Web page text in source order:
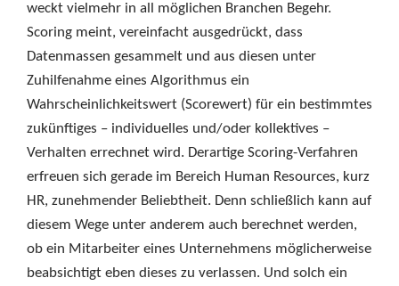
weckt vielmehr in all möglichen Branchen Begehr.
Scoring meint, vereinfacht ausgedrückt, dass
Datenmassen gesammelt und aus diesen unter
Zuhilfenahme eines Algorithmus ein
Wahrscheinlichkeitswert (Scorewert) für ein bestimmtes
zukünftiges – individuelles und/oder kollektives –
Verhalten errechnet wird. Derartige Scoring-Verfahren
erfreuen sich gerade im Bereich Human Resources, kurz
HR, zunehmender Beliebtheit. Denn schließlich kann auf
diesem Wege unter anderem auch berechnet werden,
ob ein Mitarbeiter eines Unternehmens möglicherweise
beabsichtigt eben dieses zu verlassen. Und solch ein